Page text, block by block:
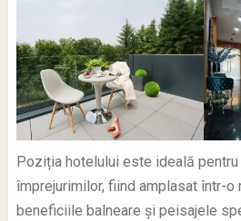
Poziția hotelului este ideală
împrejurimilor, fiind amplasat într-o
beneficiile balneare și peisajele